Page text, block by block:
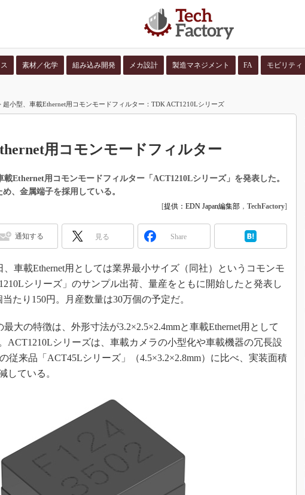
素材／化学 組み込み開発 メカ設計 製造マネジメント FA モビリティ
超小型、車載Ethernet用コモンモードフィルター：TDK ACT1210Lシリーズ
用コモンモードフィルター
Ethernet用コモンモードフィルター「ACT1210Lシリーズ」を発表した。
、金属端子を採用している。
[提供：EDN Japan編集部 ， TechFactory]
通知する 見る Share
車載Ethernet用としては業界最小サイズ（同社）というコモンモ
シリーズ」のサンプル出荷、量産をともに開始したと発表し
たり150円。月産数量は30万個の予定だ。
大の特徴は、外形寸法が3.2×2.5×2.4mmと車載Ethernet用として
ACT1210Lシリーズは、車載カメラの小型化や車載機器の冗長設
従来品「ACT45Lシリーズ」（4.5×3.2×2.8mm）に比べ、実装面積
している。